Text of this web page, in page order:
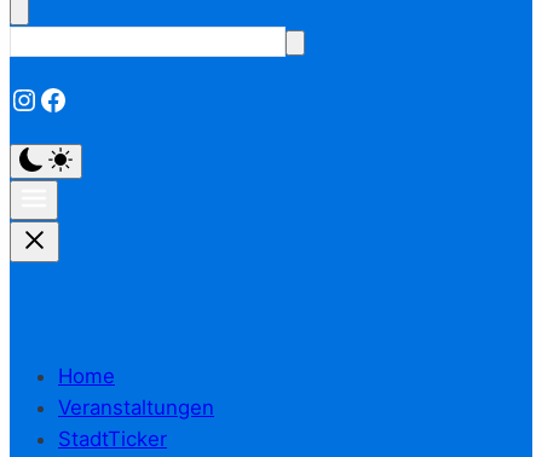
Instagram
Facebook
Home
Veranstaltungen
StadtTicker